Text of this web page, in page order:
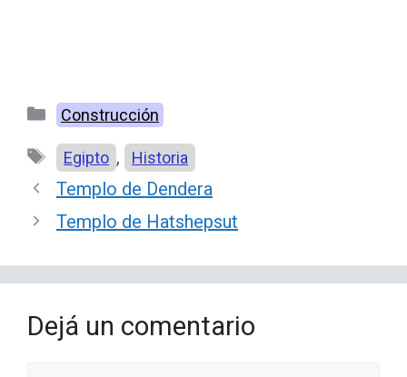
Categorías
Construcción
Etiquetas
Egipto , Historia
Templo de Dendera
Templo de Hatshepsut
Dejá un comentario